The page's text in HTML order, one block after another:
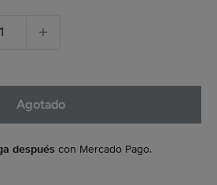
Agotado
después con Mercado Pago.